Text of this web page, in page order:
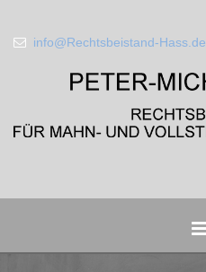
 info@Rechtsbeistand-Hass.de